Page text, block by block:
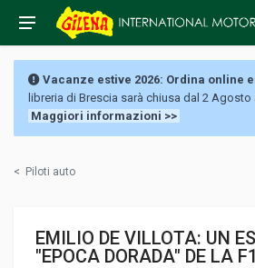
Vacanze estive 2026: Ordina online
libreria di Brescia sarà chiusa dal 2
Maggiori informazioni >>
< Piloti auto
EMILIO DE VILLOTA: UN
"EPOCA DORADA" DE LA F1